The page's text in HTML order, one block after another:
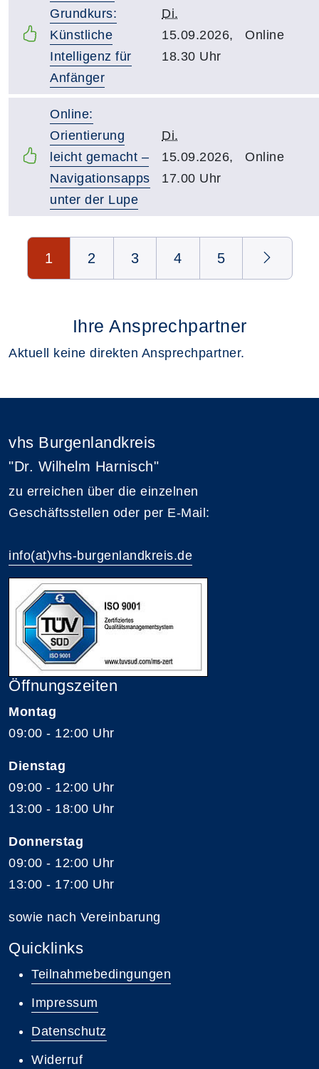
Grundkurs:
Künstliche
Intelligenz für
Anfänger
Di.
15.09.2026,
18.30 Uhr
Online
Online:
Orientierung
leicht gemacht –
Navigationsapps
unter der Lupe
Di.
15.09.2026,
17.00 Uhr
Online
Seite 1 von 5
1 2 3 4 5
Ihre Ansprechpartner
Aktuell keine direkten Ansprechpartner.
vhs Burgenlandkreis
"Dr. Wilhelm Harnisch"
zu erreichen über die einzelnen
Geschäftsstellen oder per E-Mail:
info(at)vhs-burgenlandkreis.de
Öffnungszeiten
Montag
09:00 - 12:00 Uhr
Dienstag
09:00 - 12:00 Uhr
13:00 - 18:00 Uhr
Donnerstag
09:00 - 12:00 Uhr
13:00 - 17:00 Uhr
sowie nach Vereinbarung
Quicklinks
Teilnahmebedingungen
Impressum
Datenschutz
Widerruf